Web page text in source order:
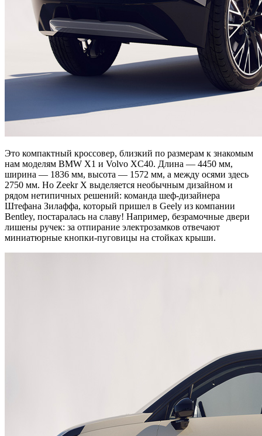
Это компактный кроссовер, близкий по размерам к знакомым
нам моделям BMW X1 и Volvo XC40. Длина — 4450 мм,
ширина — 1836 мм, высота — 1572 мм, а между осями здесь
2750 мм. Но Zeekr X выделяется необычным дизайном и
рядом нетипичных решений: команда шеф-дизайнера
Штефана Зилаффа, который пришел в Geely из компании
Bentley, постаралась на славу! Например, безрамочные двери
лишены ручек: за отпирание электрозамков отвечают
миниатюрные кнопки-пуговицы на стойках крыши.